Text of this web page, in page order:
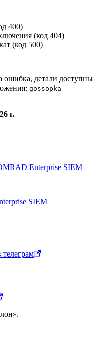
400)
(код 404)
(код 500)
ошибка, детали доступны
gossopka
г.
Enterprise SIEM
SIEM